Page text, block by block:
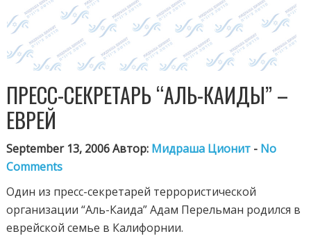
ПРЕСС-СЕКРЕТАРЬ “АЛЬ-КАИДЫ” –
ЕВРЕЙ
September 13, 2006 Автор: Мидраша Ционит - No
Comments
Один из пресс-секретарей террористической
организации “Аль-Каида” Адам Перельман родился в
еврейской семье в Калифорнии.